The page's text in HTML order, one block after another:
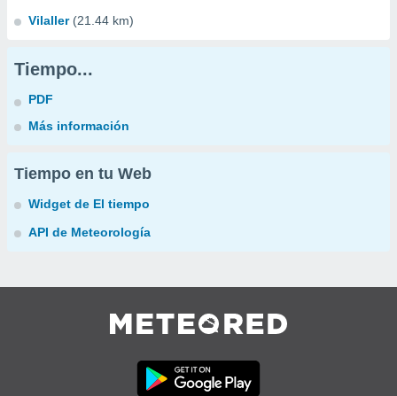
Vilaller (21.44 km)
Tiempo...
PDF
Más información
Tiempo en tu Web
Widget de El tiempo
API de Meteorología